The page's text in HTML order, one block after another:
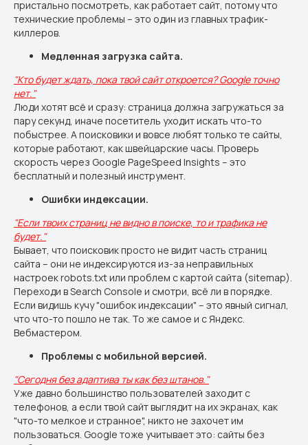
пристально посмотреть, как работает сайт, потому что
технические проблемы – это один из главных трафик-
киллеров.
Медленная загрузка сайта.
"Кто будет ждать, пока твой сайт откроется? Google точно
нет."
Люди хотят всё и сразу: страница должна загружаться за
пару секунд, иначе посетитель уходит искать что-то
побыстрее. А поисковики и вовсе любят только те сайты,
которые работают, как швейцарские часы. Проверь
скорость через Google PageSpeed Insights – это
бесплатный и полезный инструмент.
Ошибки индексации.
"Если твоих страниц не видно в поиске, то и трафика не
будет."
Бывает, что поисковик просто не видит часть страниц
сайта – они не индексируются из-за неправильных
настроек robots.txt или проблем с картой сайта (sitemap).
Переходи в Search Console и смотри, всё ли в порядке.
Если видишь кучу "ошибок индексации" – это явный сигнал,
что что-то пошло не так. То же самое и с Яндекс.
Вебмастером.
Проблемы с мобильной версией.
"Сегодня без адаптива ты как без штанов."
Уже давно большинство пользователей заходит с
телефонов, а если твой сайт выглядит на их экранах, как
"что-то мелкое и странное", никто не захочет им
пользоваться. Google тоже учитывает это: сайты без